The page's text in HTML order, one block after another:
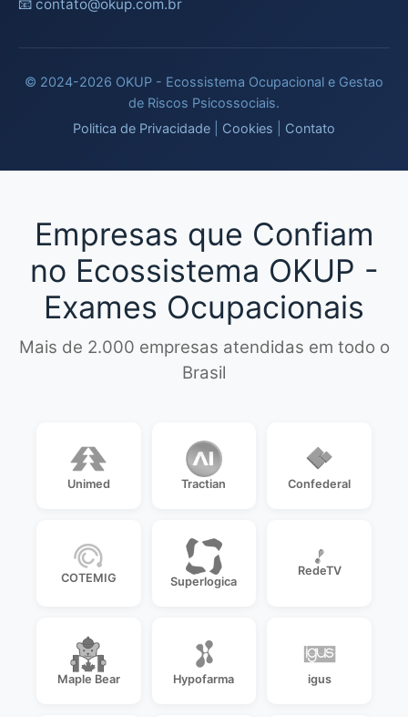
📧 contato@okup.com.br
© 2024-2026 OKUP - Ecossistema Ocupacional e Gestao
de Riscos Psicossociais.
Politica de Privacidade
Cookies Contato
Empresas que Confiam
no Ecossistema OKUP -
Exames Ocupacionais
Mais de 2.000 empresas atendidas em todo o
Brasil
Unimed Tractian Confederal
COTEMIG Superlogica
RedeTV
Maple Bear Hypofarma igus